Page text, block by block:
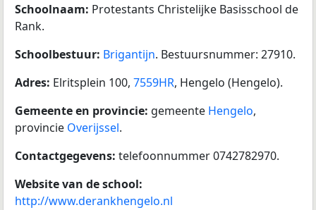
Schoolnaam: Protestants Christelijke Basisschool de
Rank.
Schoolbestuur: Brigantijn. Bestuursnummer: 27910.
Adres: Elritsplein 100, 7559HR, Hengelo (Hengelo).
Gemeente en provincie: gemeente Hengelo,
provincie Overijssel.
Contactgegevens: telefoonnummer 0742782970.
Website van de school:
http://www.derankhengelo.nl